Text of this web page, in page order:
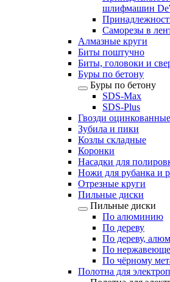
шлифмашин
Саморезы в
Алмазные круги
Биты поштучно
Биты, головоки и
Буры по бетону
Буры по бетону
SDS-Max
SDS-Plus
Гвозди
Зубила и пики
Козлы складные
Коронки
Насадки для
Ножи для рубанка и
Отрезные круги
Пильные диски
Пильные диски
По алюминию
По дереву
По дереву,
По
По чёрному
Полотна для